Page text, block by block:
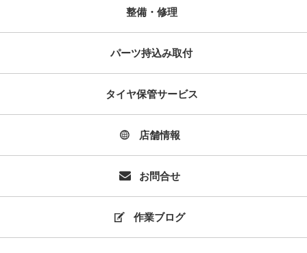
整備・修理
パーツ持込み取付
タイヤ保管サービス
店舗情報
お問合せ
作業ブログ